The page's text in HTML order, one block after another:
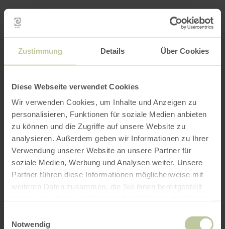
Zustimmung Details Über Cookies
Diese Webseite verwendet Cookies
Wir verwenden Cookies, um Inhalte und Anzeigen zu
personalisieren, Funktionen für soziale Medien anbieten
zu können und die Zugriffe auf unsere Website zu
analysieren. Außerdem geben wir Informationen zu Ihrer
Verwendung unserer Website an unsere Partner für
soziale Medien, Werbung und Analysen weiter. Unsere
Partner führen diese Informationen möglicherweise mit
weiteren Daten zusammen, die Sie ihnen bereitgestellt
Notwendig
INTERACTIEVE KAART
Filter openen